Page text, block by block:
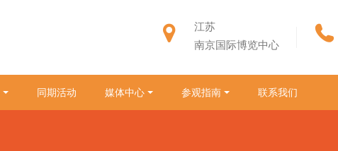
江苏
南京国际博览中心
同期活动 媒体中心 参观指南 联系我们